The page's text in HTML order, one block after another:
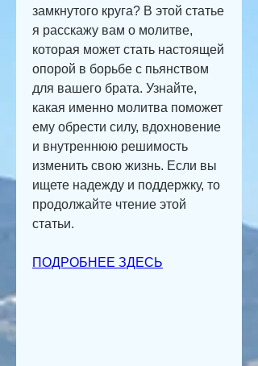
замкнутого круга? В этой статье
я расскажу вам о молитве,
которая может стать настоящей
опорой в борьбе с пьянством
для вашего брата. Узнайте,
какая именно молитва поможет
ему обрести силу, вдохновение
и внутреннюю решимость
изменить свою жизнь. Если вы
ищете надежду и поддержку, то
продолжайте чтение этой
статьи.
ПОДРОБНЕЕ ЗДЕСЬ